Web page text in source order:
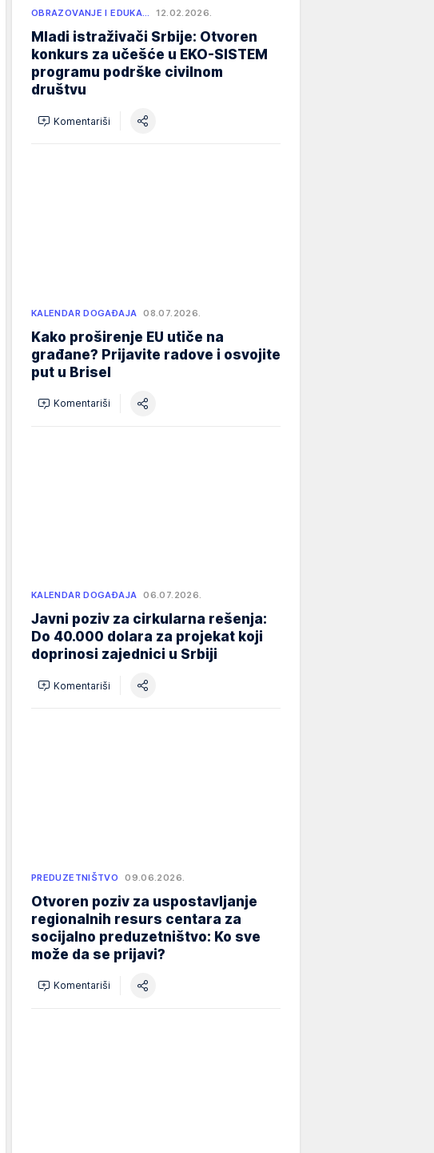
OBRAZOVANJE I EDUKA… 12.02.2026.
Mladi istraživači Srbije: Otvoren
konkurs za učešće u EKO-SISTEM
programu podrške civilnom
društvu
Komentariši
KALENDAR DOGAĐAJA 08.07.2026.
Kako proširenje EU utiče na
građane? Prijavite radove i osvojite
put u Brisel
Komentariši
KALENDAR DOGAĐAJA 06.07.2026.
Javni poziv za cirkularna rešenja:
Do 40.000 dolara za projekat koji
doprinosi zajednici u Srbiji
Komentariši
PREDUZETNIŠTVO 09.06.2026.
Otvoren poziv za uspostavljanje
regionalnih resurs centara za
socijalno preduzetništvo: Ko sve
može da se prijavi?
Komentariši